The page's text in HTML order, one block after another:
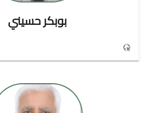
بوبكرحسيني